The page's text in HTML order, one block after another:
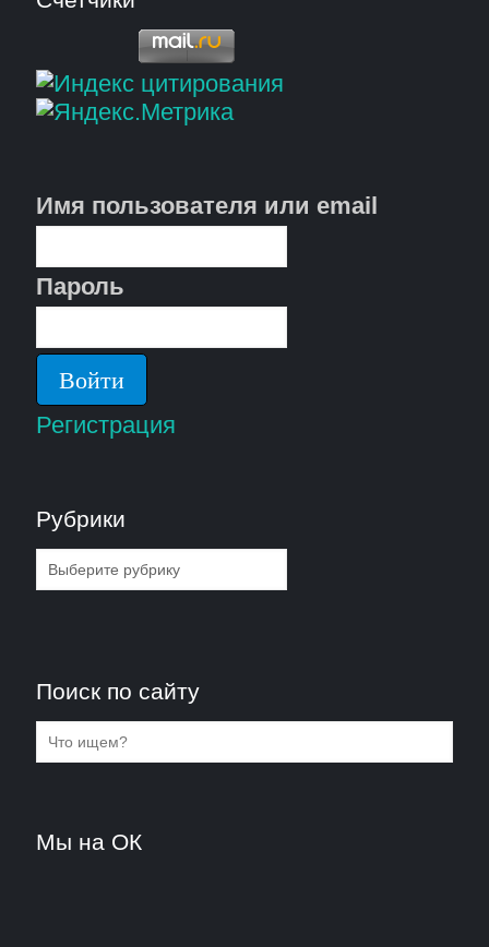
Имя пользователя или email
Пароль
Регистрация
Рубрики
Рубрики
Поиск по сайту
Мы на ОК